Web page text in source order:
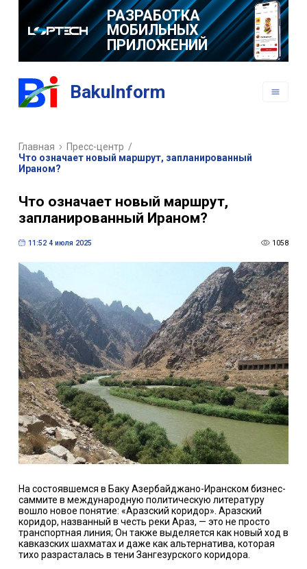
РАЗРАБОТКА
МОБИЛЬНЫХ
ПРИЛОЖЕНИЙ
BakuInform
Главная Пресс-центр /
Что означает новый маршрут, запланированный
Ираном?
Что означает новый маршрут,
запланированный Ираном?
11:52 4 июля 2025 1058
На состоявшемся в Баку Азербайджано-Иранском бизнес-
саммите в международную политическую литературу
вошло новое понятие: «Аразский коридор». Аразский
коридор, названный в честь реки Араз, — это не просто
транспортная линия; Он также выделяется как новый ход в
кавказских шахматах и ​​даже как альтернатива, которая
тихо разрасталась в тени Зангезурского коридора.